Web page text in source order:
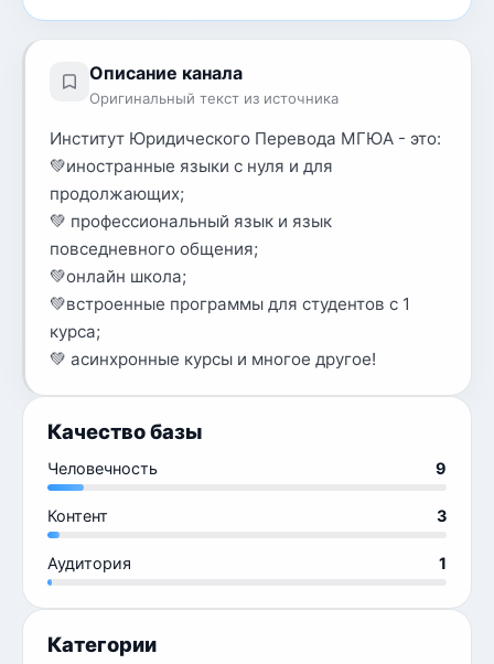
Описание канала
Оригинальный текст из источника
Институт Юридического Перевода МГЮА - это:
💚иностранные языки с нуля и для
продолжающих;
💚 профессиональный язык и язык
повседневного общения;
💚онлайн школа;
💚встроенные программы для студентов с 1
курса;
💚 асинхронные курсы и многое другое!
Качество базы
Человечность 9
Контент 3
Аудитория 1
Категории